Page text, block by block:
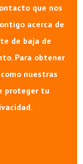
que nos
acerca de
de baja de
Para obtener
nuestras
proteger tu